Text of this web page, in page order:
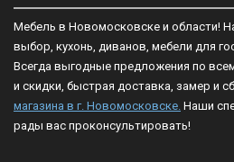
Мебель в Новомосковске и области!
выбор, кухонь, диванов, мебели для
Всегда выгодные предложения по
и скидки, быстрая доставка, замер и
магазина в г. Новомосковске. Наши
рады вас проконсультировать!